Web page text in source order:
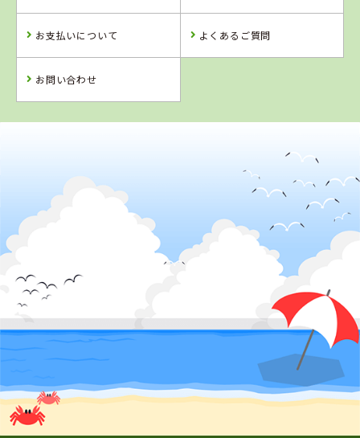
詳 細 申 込
2 位
山形県
3位
福島県
タイヘイドライバーズスクール
詳 細
申 込
詳 細
申 込
申 込
詳 細
申 込
福島県
湯本自動車学校
詳 細
福島県
南湖自動車学校
詳 細
申 込
7位 8位 9位
お支払いについて よくあるご質問
お問い合わせ